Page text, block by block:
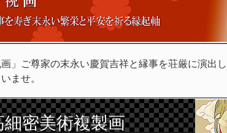
画」ご尊家の末永い慶賀吉祥と縁事を荘厳に演出
ませ。
細密美術複製画